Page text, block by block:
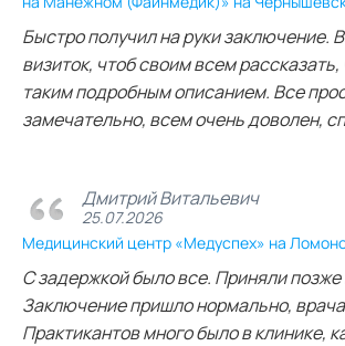
Быстро получил на руки заключение.
визиток, чтоб своим всем
таким подробным описанием. Все
замечательно, всем очень доволен,
Дмитрий Витальевич
25.07.2026
Медицинский центр «Медуспех» на
С задержкой было все. Приняли позже
Заключение пришло нормально,
Практикантов много было в клинике,